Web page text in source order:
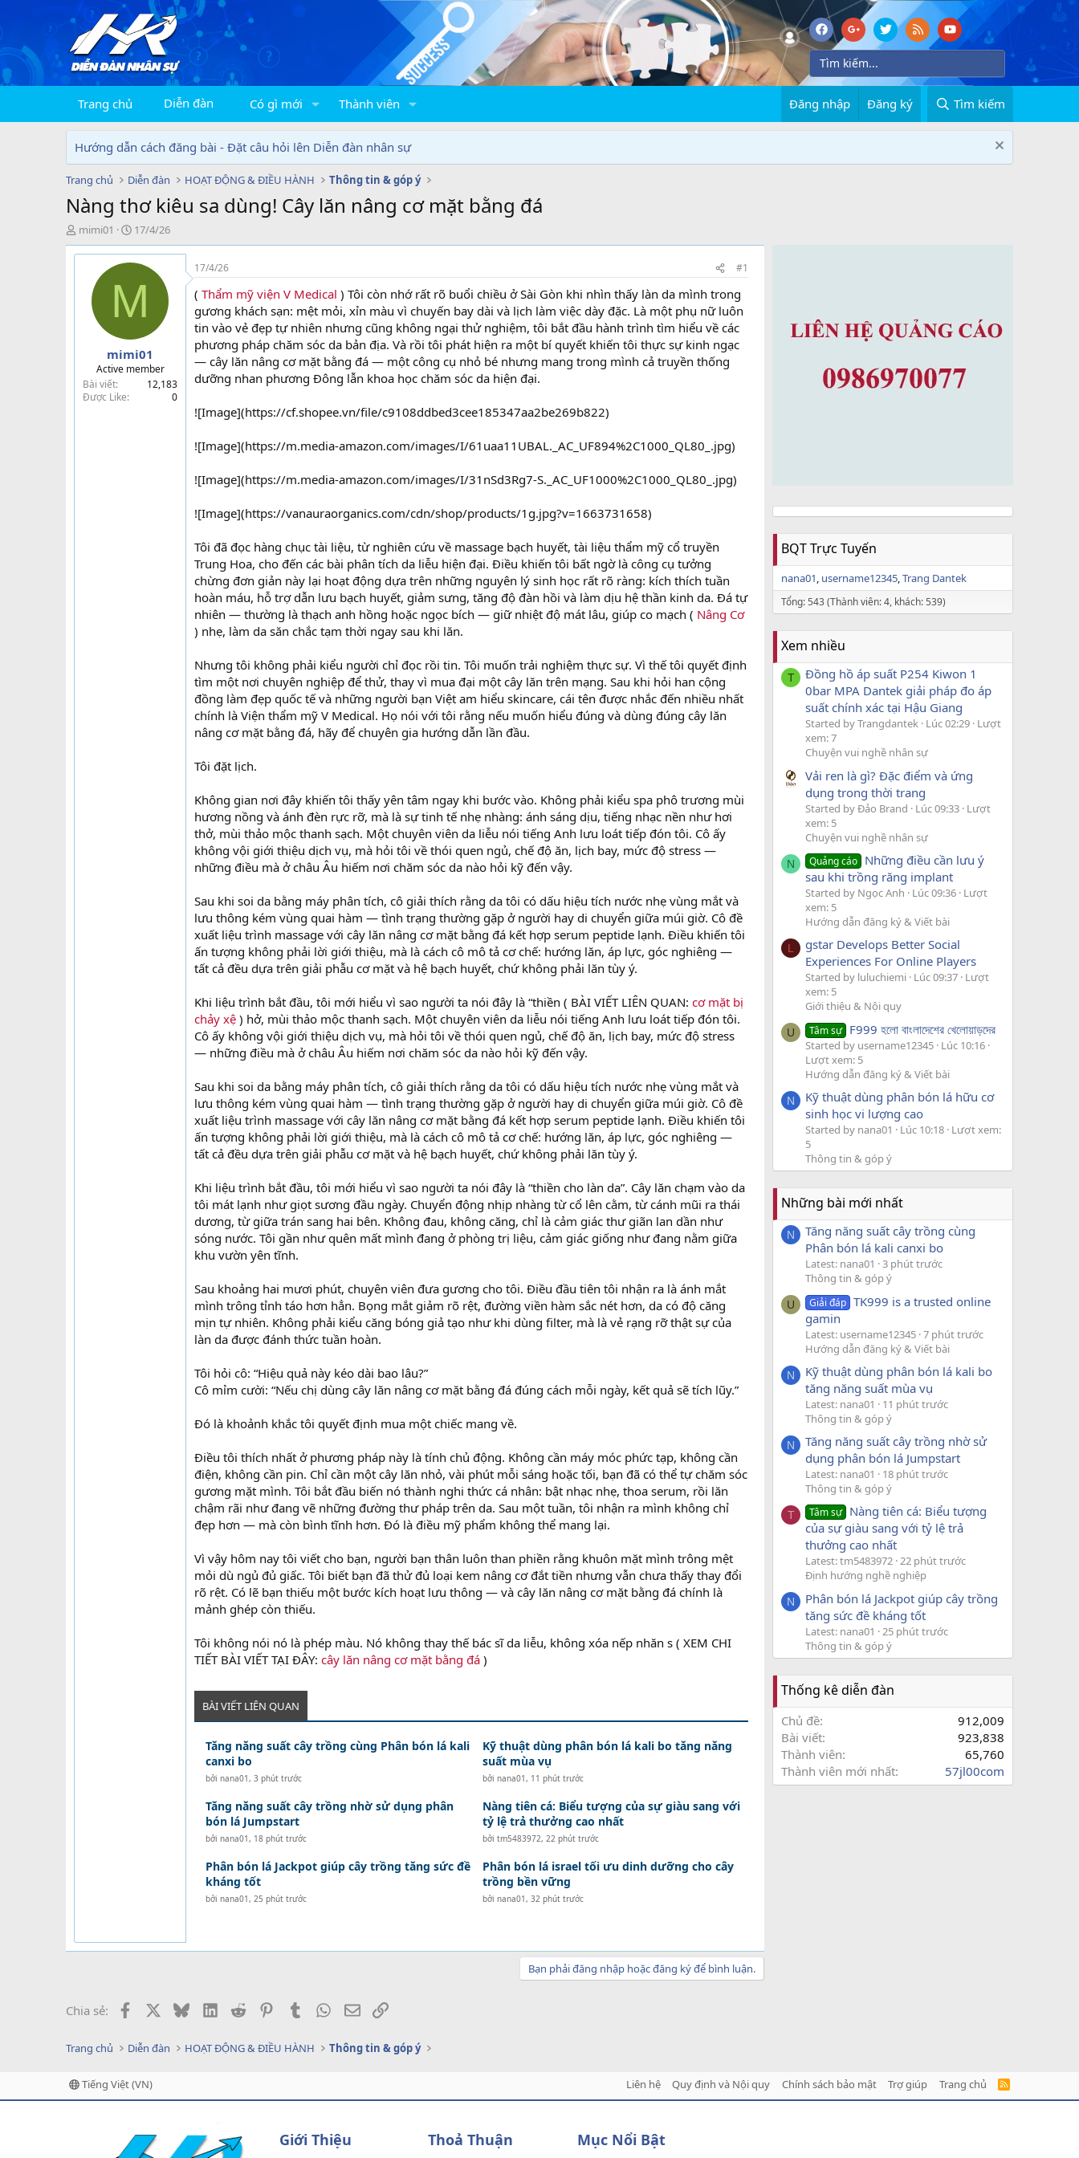
Trang chủ Diễn đàn Có gì mới Thành viên Đăng nhập Đăng ký Tìm kiếm
Hướng dẫn cách đăng bài - Đặt câu hỏi lên Diễn đàn nhân sự
Trang chủ Diễn đàn HOẠT ĐỘNG & ĐIỀU HÀNH Thông tin & góp ý
Nàng thơ kiêu sa dùng! Cây lăn nâng cơ mặt bằng đá
T
h
r
mimi01
N
g
à
g
ử
i
17/4/26
M
mimi01
Active member
Bài viết
12,183
Được Like
0
17/4/26 #1
( Thẩm mỹ viện V Medical ) Tôi còn nhớ rất rõ buổi chiều ở Sài Gòn khi nhìn thấy làn da mình trong
gương khách sạn: mệt mỏi, xỉn màu vì chuyến bay dài và lịch làm việc dày đặc. Là một phụ nữ luôn
tin vào vẻ đẹp tự nhiên nhưng cũng không ngại thử nghiệm, tôi bắt đầu hành trình tìm hiểu về các
phương pháp chăm sóc da bản địa. Và rồi tôi phát hiện ra một bí quyết khiến tôi thực sự kinh ngạc
— cây lăn nâng cơ mặt bằng đá — một công cụ nhỏ bé nhưng mang trong mình cả truyền thống
dưỡng nhan phương Đông lẫn khoa học chăm sóc da hiện đại.
![Image](https://cf.shopee.vn/file/c9108ddbed3cee185347aa2be269b822)
![Image](https://m.media-amazon.com/images/I/61uaa11UBAL._AC_UF894%2C1000_QL80_.jpg)
![Image](https://m.media-amazon.com/images/I/31nSd3Rg7-S._AC_UF1000%2C1000_QL80_.jpg)
![Image](https://vanauraorganics.com/cdn/shop/products/1g.jpg?v=1663731658)
Tôi đã đọc hàng chục tài liệu, từ nghiên cứu về massage bạch huyết, tài liệu thẩm mỹ cổ truyền
Trung Hoa, cho đến các bài phân tích da liễu hiện đại. Điều khiến tôi bất ngờ là công cụ tưởng
chừng đơn giản này lại hoạt động dựa trên những nguyên lý sinh học rất rõ ràng: kích thích tuần
hoàn máu, hỗ trợ dẫn lưu bạch huyết, giảm sưng, tăng độ đàn hồi và làm dịu hệ thần kinh da. Đá tự
nhiên — thường là thạch anh hồng hoặc ngọc bích — giữ nhiệt độ mát lâu, giúp co mạch ( Nâng Cơ
) nhẹ, làm da săn chắc tạm thời ngay sau khi lăn.
Nhưng tôi không phải kiểu người chỉ đọc rồi tin. Tôi muốn trải nghiệm thực sự. Vì thế tôi quyết định
tìm một nơi chuyên nghiệp để thử, thay vì mua đại một cây lăn trên mạng. Sau khi hỏi han cộng
đồng làm đẹp quốc tế và những người bạn Việt am hiểu skincare, cái tên được nhắc đến nhiều nhất
chính là Viện thẩm mỹ V Medical. Họ nói với tôi rằng nếu muốn hiểu đúng và dùng đúng cây lăn
nâng cơ mặt bằng đá, hãy để chuyên gia hướng dẫn lần đầu.
Tôi đặt lịch.
Không gian nơi đây khiến tôi thấy yên tâm ngay khi bước vào. Không phải kiểu spa phô trương mùi
hương nồng và ánh đèn rực rỡ, mà là sự tinh tế nhẹ nhàng: ánh sáng dịu, tiếng nhạc nền như hơi
thở, mùi thảo mộc thanh sạch. Một chuyên viên da liễu nói tiếng Anh lưu loát tiếp đón tôi. Cô ấy
không vội giới thiệu dịch vụ, mà hỏi tôi về thói quen ngủ, chế độ ăn, lịch bay, mức độ stress —
những điều mà ở châu Âu hiếm nơi chăm sóc da nào hỏi kỹ đến vậy.
Sau khi soi da bằng máy phân tích, cô giải thích rằng da tôi có dấu hiệu tích nước nhẹ vùng mắt và
lưu thông kém vùng quai hàm — tình trạng thường gặp ở người hay di chuyển giữa múi giờ. Cô đề
xuất liệu trình massage với cây lăn nâng cơ mặt bằng đá kết hợp serum peptide lạnh. Điều khiến tôi
ấn tượng không phải lời giới thiệu, mà là cách cô mô tả cơ chế: hướng lăn, áp lực, góc nghiêng —
tất cả đều dựa trên giải phẫu cơ mặt và hệ bạch huyết, chứ không phải lăn tùy ý.
Khi liệu trình bắt đầu, tôi mới hiểu vì sao người ta nói đây là “thiền ( BÀI VIẾT LIÊN QUAN: cơ mặt bị
chảy xệ ) hở, mùi thảo mộc thanh sạch. Một chuyên viên da liễu nói tiếng Anh lưu loát tiếp đón tôi.
Cô ấy không vội giới thiệu dịch vụ, mà hỏi tôi về thói quen ngủ, chế độ ăn, lịch bay, mức độ stress
— những điều mà ở châu Âu hiếm nơi chăm sóc da nào hỏi kỹ đến vậy.
Sau khi soi da bằng máy phân tích, cô giải thích rằng da tôi có dấu hiệu tích nước nhẹ vùng mắt và
lưu thông kém vùng quai hàm — tình trạng thường gặp ở người hay di chuyển giữa múi giờ. Cô đề
xuất liệu trình massage với cây lăn nâng cơ mặt bằng đá kết hợp serum peptide lạnh. Điều khiến tôi
ấn tượng không phải lời giới thiệu, mà là cách cô mô tả cơ chế: hướng lăn, áp lực, góc nghiêng —
tất cả đều dựa trên giải phẫu cơ mặt và hệ bạch huyết, chứ không phải lăn tùy ý.
Khi liệu trình bắt đầu, tôi mới hiểu vì sao người ta nói đây là “thiền cho làn da”. Cây lăn chạm vào da
tôi mát lạnh như giọt sương đầu ngày. Chuyển động nhịp nhàng từ cổ lên cằm, từ cánh mũi ra thái
dương, từ giữa trán sang hai bên. Không đau, không căng, chỉ là cảm giác thư giãn lan dần như
sóng nước. Tôi gần như quên mất mình đang ở phòng trị liệu, cảm giác giống như đang nằm giữa
khu vườn yên tĩnh.
Sau khoảng hai mươi phút, chuyên viên đưa gương cho tôi. Điều đầu tiên tôi nhận ra là ánh mắt
mình trông tỉnh táo hơn hẳn. Bọng mắt giảm rõ rệt, đường viền hàm sắc nét hơn, da có độ căng
mịn tự nhiên. Không phải kiểu căng bóng giả tạo như khi dùng filter, mà là vẻ rạng rỡ thật sự của
làn da được đánh thức tuần hoàn.
Tôi hỏi cô: “Hiệu quả này kéo dài bao lâu?”
Cô mỉm cười: “Nếu chị dùng cây lăn nâng cơ mặt bằng đá đúng cách mỗi ngày, kết quả sẽ tích lũy.”
Đó là khoảnh khắc tôi quyết định mua một chiếc mang về.
Điều tôi thích nhất ở phương pháp này là tính chủ động. Không cần máy móc phức tạp, không cần
điện, không cần pin. Chỉ cần một cây lăn nhỏ, vài phút mỗi sáng hoặc tối, bạn đã có thể tự chăm sóc
gương mặt mình. Tôi bắt đầu biến nó thành nghi thức cá nhân: bật nhạc nhẹ, thoa serum, rồi lăn
chậm rãi như đang vẽ những đường thư pháp trên da. Sau một tuần, tôi nhận ra mình không chỉ
đẹp hơn — mà còn bình tĩnh hơn. Đó là điều mỹ phẩm không thể mang lại.
Vì vậy hôm nay tôi viết cho bạn, người bạn thân luôn than phiền rằng khuôn mặt mình trông mệt
mỏi dù ngủ đủ giấc. Tôi biết bạn đã thử đủ loại kem nâng cơ đắt tiền nhưng vẫn chưa thấy thay đổi
rõ rệt. Có lẽ bạn thiếu một bước kích hoạt lưu thông — và cây lăn nâng cơ mặt bằng đá chính là
mảnh ghép còn thiếu.
Tôi không nói nó là phép màu. Nó không thay thế bác sĩ da liễu, không xóa nếp nhăn s ( XEM CHI
TIẾT BÀI VIẾT TẠI ĐÂY: cây lăn nâng cơ mặt bằng đá )
BÀI VIẾT LIÊN QUAN
Tăng năng suất cây trồng cùng Phân bón lá kali
canxi bo
bởi nana01, 3 phút trước
Kỹ thuật dùng phân bón lá kali bo tăng năng
suất mùa vụ
bởi nana01, 11 phút trước
Tăng năng suất cây trồng nhờ sử dụng phân
bón lá Jumpstart
bởi nana01, 18 phút trước
Nàng tiên cá: Biểu tượng của sự giàu sang với
tỷ lệ trả thưởng cao nhất
bởi tm5483972, 22 phút trước
Phân bón lá Jackpot giúp cây trồng tăng sức đề
kháng tốt
bởi nana01, 25 phút trước
Phân bón lá israel tối ưu dinh dưỡng cho cây
trồng bền vững
bởi nana01, 32 phút trước
Bạn phải đăng nhập hoặc đăng ký để bình luận.
Chia sẻ: Facebook BlueskyLinkedIn
Reddit PinterestTumblr WhatsApp
EmailLink
BQT Trực Tuyến
nana01 username12345 Trang Dantek
Tổng: 543 (Thành viên: 4, khách: 539)
Xem nhiều
T
Đồng hồ áp suất P254 Kiwon 1
0bar MPA Dantek giải pháp đo áp
suất chính xác tại Hậu Giang
Started by Trangdantek Lúc 02:29 Lượt
xem: 7
Chuyện vui nghề nhân sự
Vải ren là gì? Đặc điểm và ứng
dụng trong thời trang
Started by Đảo Brand Lúc 09:33 Lượt
xem: 5
Chuyện vui nghề nhân sự
N Quảng cáo Những điều cần lưu ý
sau khi trồng răng implant
Started by Ngọc Anh Lúc 09:36 Lượt
xem: 5
Hướng dẫn đăng ký & Viết bài
L
gstar Develops Better Social
Experiences For Online Players
Started by luluchiemi Lúc 09:37 Lượt
xem: 5
Giới thiệu & Nội quy
U Tâm sự F999 হলো বাংলাদেশের খেলোয়াড়দের
Started by username12345 Lúc 10:16
Lượt xem: 5
Hướng dẫn đăng ký & Viết bài
N
Kỹ thuật dùng phân bón lá hữu cơ
sinh học vi lượng cao
Started by nana01 Lúc 10:18 Lượt xem:
5
Thông tin & góp ý
Những bài mới nhất
N
Tăng năng suất cây trồng cùng
Phân bón lá kali canxi bo
Latest: nana01
3 phút trước
Thông tin & góp ý
U Giải đáp TK999 is a trusted online
gamin
Latest: username12345 7 phút trước
Hướng dẫn đăng ký & Viết bài
N
Kỹ thuật dùng phân bón lá kali bo
tăng năng suất mùa vụ
Latest: nana01
11 phút trước
Thông tin & góp ý
N
Tăng năng suất cây trồng nhờ sử
dụng phân bón lá Jumpstart
Latest: nana01
18 phút trước
Thông tin & góp ý
T Tâm sự Nàng tiên cá: Biểu tượng
của sự giàu sang với tỷ lệ trả
thưởng cao nhất
Latest: tm5483972 22 phút trước
Định hướng nghề nghiệp
N
Phân bón lá Jackpot giúp cây trồng
tăng sức đề kháng tốt
Latest: nana01
25 phút trước
Thông tin & góp ý
Thống kê diễn đàn
Chủ đề
912,009
Bài viết
923,838
Thành viên
65,760
Thành viên mới nhất
57jl00com
Trang chủ Diễn đàn HOẠT ĐỘNG & ĐIỀU HÀNH Thông tin & góp ý
Tiếng Việt (VN) Liên hệ Quy định và Nội quy Chính sách bảo mật Trợ giúp Trang chủ
R
Giới Thiệu Thoả Thuận Mục Nổi Bật